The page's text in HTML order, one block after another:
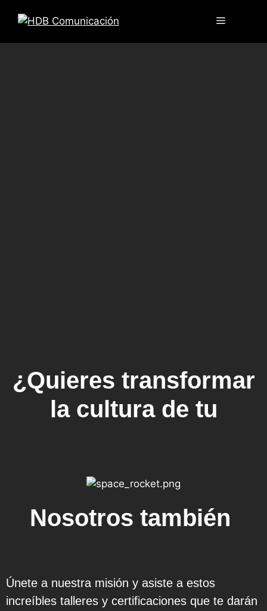
¿Quieres transformar
la cultura de tu
Nosotros también
Únete a nuestra misión y asiste a estos
increíbles talleres y certificaciones que te darán